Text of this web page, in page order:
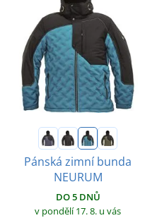
Pánská zimní bunda
NEURUM
DO 5 DNŮ
v pondělí 17. 8. u vás